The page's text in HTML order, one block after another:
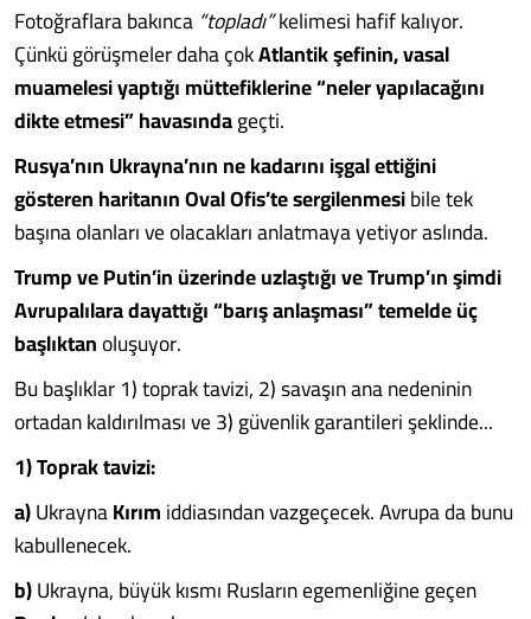
Fotoğraflara bakınca “topladı”kelimesi hafif kalıyor.
Çünkü görüşmeler daha çokAtlantik şefinin, vasal
muamelesi yaptığı müttefiklerine “neler yapılacağını
dikte etmesi” havasındageçti.
Rusya’nın Ukrayna’nın ne kadarını işgal ettiğini
gösteren haritanın Oval Ofis’te sergilenmesibile tek
başına olanları ve olacakları anlatmaya yetiyor aslında.
Trump ve Putin’in üzerinde uzlaştığı ve Trump’ın şimdi
Avrupalılara dayattığı “barış anlaşması” temelde üç
başlıktanoluşuyor.
Bu başlıklar 1) toprak tavizi, 2) savaşın ana nedeninin
ortadan kaldırılması ve 3) güvenlik garantileri şeklinde...
1) Toprak tavizi:
a)UkraynaKırımiddiasından vazgeçecek. Avrupa da bunu
kabullenecek.
b)Ukrayna, büyük kısmı Rusların egemenliğine geçen